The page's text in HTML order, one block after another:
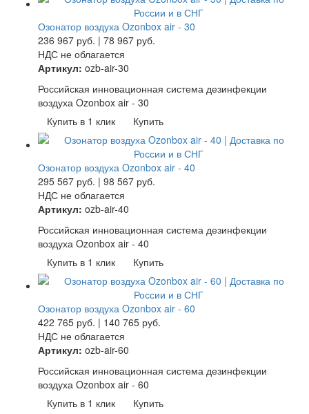
Озонатор воздуха Ozonbox air - 30
236 967 руб. | 78 967 руб.
НДС не облагается
Артикул: ozb-air-30
Российская инновационная система дезинфекции
воздуха Ozonbox air - 30
Купить в 1 клик
Купить
Озонатор воздуха Ozonbox air - 40
295 567 руб. | 98 567 руб.
НДС не облагается
Артикул: ozb-air-40
Российская инновационная система дезинфекции
воздуха Ozonbox air - 40
Купить в 1 клик
Купить
Озонатор воздуха Ozonbox air - 60
422 765 руб. | 140 765 руб.
НДС не облагается
Артикул: ozb-air-60
Российская инновационная система дезинфекции
воздуха Ozonbox air - 60
Купить в 1 клик
Купить